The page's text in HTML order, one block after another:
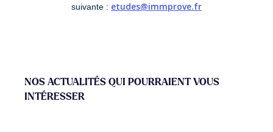
suivante : etudes@immprove.fr
NOS ACTUALITÉS QUI POURRAIENT VOUS
INTÉRESSER